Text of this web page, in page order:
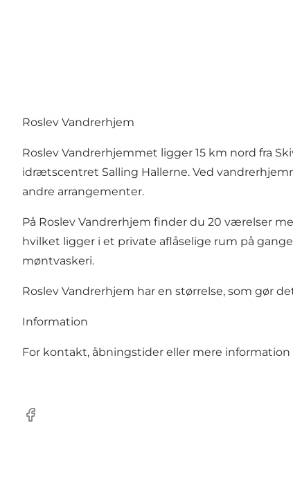
Roslev Vandrerhjem
Roslev Vandrerhjemmet ligger 15 km nord fra
idrætscentret Salling Hallerne. Ved
andre arrangementer.
På Roslev Vandrerhjem finder du 20 værelser
hvilket ligger i et private aflåselige rum på
møntvaskeri.
Roslev Vandrerhjem har en størrelse, som gør
Information
For kontakt, åbningstider eller mere information
Facebook